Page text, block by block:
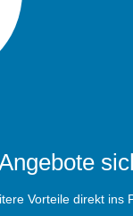
Vorteile direkt ins